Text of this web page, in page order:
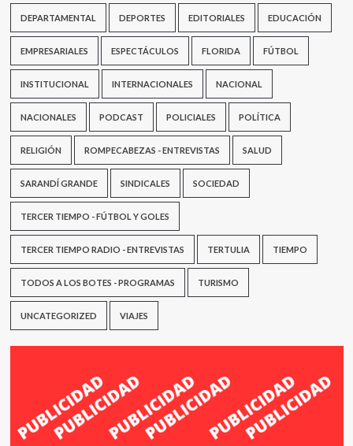
DEPARTAMENTAL DEPORTES EDITORIALES EDUCACIÓN
EMPRESARIALES ESPECTÁCULOS FLORIDA FÚTBOL
INSTITUCIONAL INTERNACIONALES NACIONAL
NACIONALES PODCAST POLICIALES POLÍTICA
RELIGIÓN ROMPECABEZAS - ENTREVISTAS SALUD
SARANDÍ GRANDE SINDICALES SOCIEDAD
TERCER TIEMPO - FÚTBOL Y GOLES
TERCER TIEMPO RADIO - ENTREVISTAS TERTULIA TIEMPO
TODOS A LOS BOTES - PROGRAMAS TURISMO
UNCATEGORIZED VIAJES